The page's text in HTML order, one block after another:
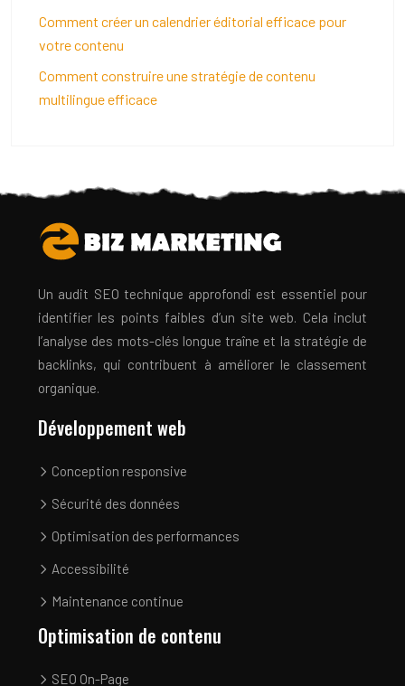
Comment créer un calendrier éditorial efficace pour
votre contenu
Comment construire une stratégie de contenu
multilingue efficace
Un audit SEO technique approfondi est essentiel pour
identifier les points faibles d’un site web. Cela inclut
l’analyse des mots-clés longue traîne et la stratégie de
backlinks, qui contribuent à améliorer le classement
organique.
Développement web
Conception responsive
Sécurité des données
Optimisation des performances
Accessibilité
Maintenance continue
Optimisation de contenu
SEO On-Page